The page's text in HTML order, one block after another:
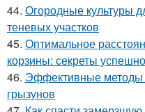
44. Огородные культуры
теневых участков
45. Оптимальное
корзины: секреты
46. Эффективные методы
грызунов